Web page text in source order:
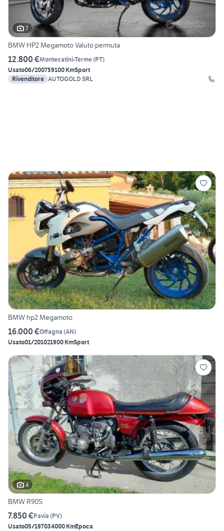
7
BMW HP2 Megamoto Valuto permuta
12.800 €Montecatini-Terme(PT)
Usato06/200759100 KmSport
Rivenditore AUTOGOLD SRL
BMW hp2 Megamoto
16.000 €Offagna (AN)
Usato01/201021900 KmSport
4
BMW R90S
7.850 €Pavia (PV)
Usato05/197034000 KmEpoca